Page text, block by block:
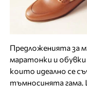
Предложенията за
маратонки и обувки
които идеално се
тъмносинята гама.